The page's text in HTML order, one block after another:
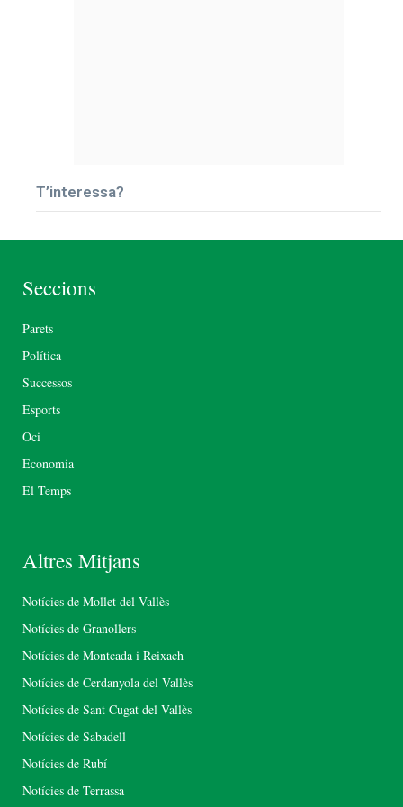
T’interessa?
Seccions
Parets
Política
Successos
Esports
Oci
Economia
El Temps
Altres Mitjans
Notícies de Mollet del Vallès
Notícies de Granollers
Notícies de Montcada i Reixach
Notícies de Cerdanyola del Vallès
Notícies de Sant Cugat del Vallès
Notícies de Sabadell
Notícies de Rubí
Notícies de Terrassa